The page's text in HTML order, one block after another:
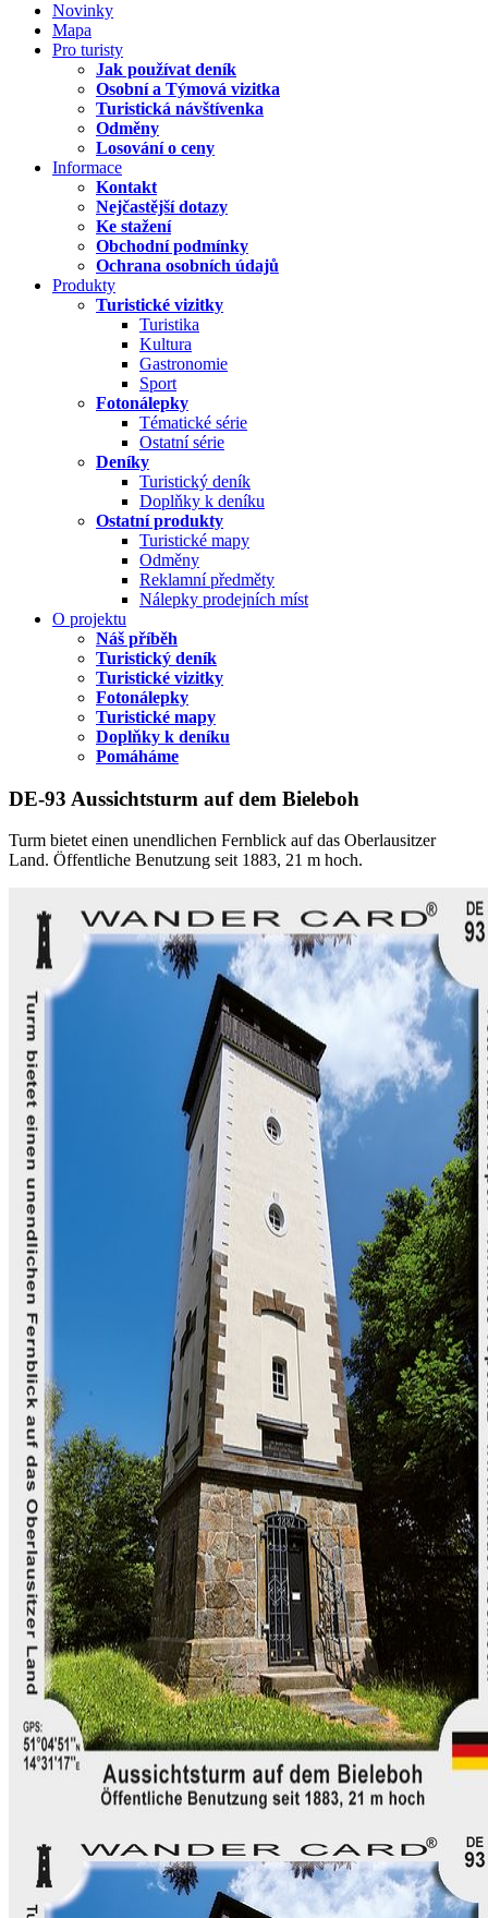
Novinky
Mapa
Pro turisty
Jak používat deník
Osobní a Týmová vizitka
Turistická návštívenka
Odměny
Losování o ceny
Informace
Kontakt
Nejčastější dotazy
Ke stažení
Obchodní podmínky
Ochrana osobních údajů
Produkty
Turistické vizitky
Turistika
Kultura
Gastronomie
Sport
Fotonálepky
Tématické série
Ostatní série
Deníky
Turistický deník
Doplňky k deníku
Ostatní produkty
Turistické mapy
Odměny
Reklamní předměty
Nálepky prodejních míst
O projektu
Náš příběh
Turistický deník
Turistické vizitky
Fotonálepky
Turistické mapy
Doplňky k deníku
Pomáháme
DE-93 Aussichtsturm auf dem Bieleboh
Turm bietet einen unendlichen Fernblick auf das Oberlausitzer
Land. Öffentliche Benutzung seit 1883, 21 m hoch.